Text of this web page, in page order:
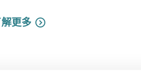
解更多